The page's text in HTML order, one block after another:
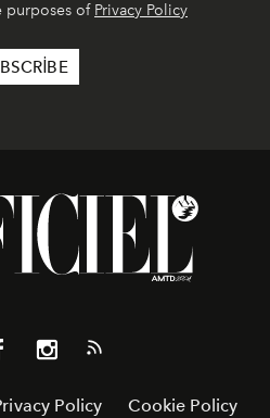
purposes of Privacy Policy
Policy Cookie Policy